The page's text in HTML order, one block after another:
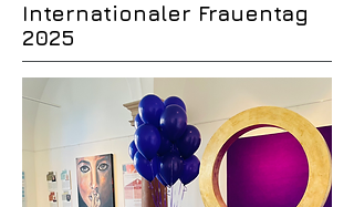
Internationaler Frauentag
2025